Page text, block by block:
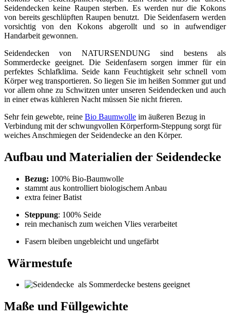
Seidendecken keine Raupen sterben. Es werden nur die Kokons
von bereits geschlüpften Raupen benutzt. Die Seidenfasern werden
vorsichtig von den Kokons abgerollt und so in aufwendiger
Handarbeit gewonnen.
Seidendecken von NATURSENDUNG sind bestens als
Sommerdecke geeignet. Die Seidenfasern sorgen immer für ein
perfektes Schlafklima. Seide kann Feuchtigkeit sehr schnell vom
Körper weg transportieren. So liegen Sie im heißen Sommer gut und
vor allem ohne zu Schwitzen unter unseren Seidendecken und auch
in einer etwas kühleren Nacht müssen Sie nicht frieren.
Sehr fein gewebte, reine Bio Baumwolle im äußeren Bezug in
Verbindung mit der schwungvollen Körperform-Steppung sorgt für
weiches Anschmiegen der Seidendecke an den Körper.
Aufbau und Materialien der Seidendecke
Bezug: 100% Bio-Baumwolle
stammt aus kontrolliert biologischem Anbau
extra feiner Batist
Steppung: 100% Seide
rein mechanisch zum weichen Vlies verarbeitet
Fasern bleiben ungebleicht und ungefärbt
Wärmestufe
als Sommerdecke bestens geeignet
Maße und Füllgewichte